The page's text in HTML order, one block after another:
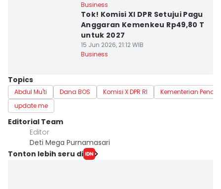
Business
Tok! Komisi XI DPR Setujui Pagu
Anggaran Kemenkeu Rp49,80 T
untuk 2027
15 Jun 2026, 21:12 WIB
Business
Topics
Abdul Mu'ti Dana BOS Komisi X DPR RI
Kementerian
update me
Editorial Team
Editor
Deti Mega Purnamasari
Tonton lebih seru di